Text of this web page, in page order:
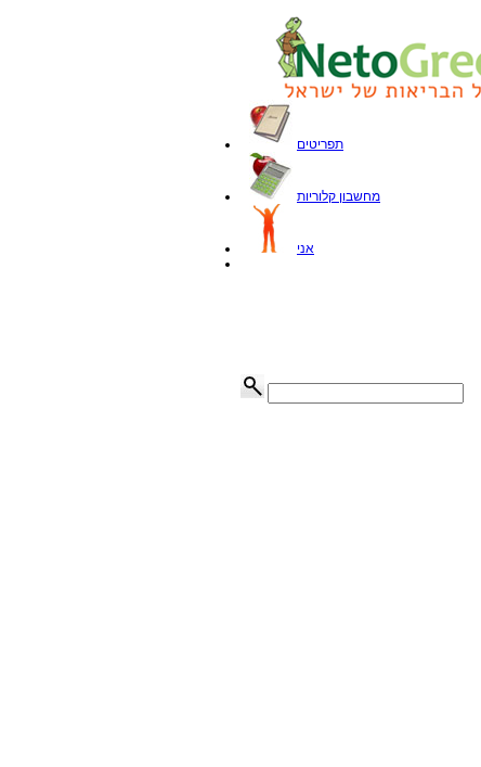
תפריטים
מחשבון קלוריות
אני